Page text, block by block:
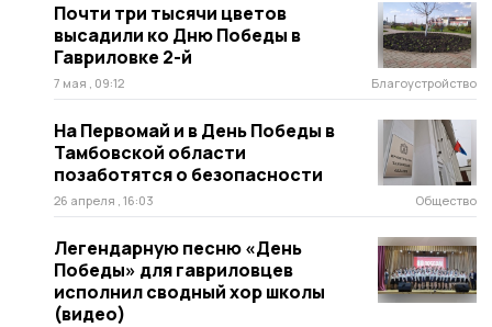
Почти три тысячи цветов
высадили ко Дню Победы в
Гавриловке 2-й
7 мая , 09:12 Благоустройство
На Первомай и в День Победы в
Тамбовской области
позаботятся о безопасности
26 апреля , 16:03 Общество
Легендарную песню «День
Победы» для гавриловцев
исполнил сводный хор школы
(видео)